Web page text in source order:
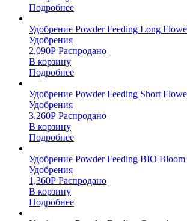
Подробнее
Удобрение Powder Feeding Long
Удобрения
2,090Р Распродано
В корзину
Подробнее
Удобрение Powder Feeding Short
Удобрения
3,260Р Распродано
В корзину
Подробнее
Удобрение Powder Feeding BIO Bloom
Удобрения
1,360Р Распродано
В корзину
Подробнее